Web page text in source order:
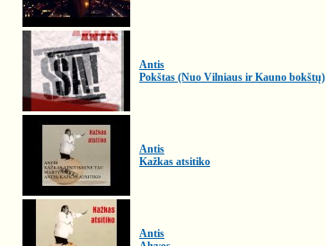
Antis
Pokštas (Nuo Vilniaus ir Kauno bokštų)
Antis
Kažkas atsitiko
Antis